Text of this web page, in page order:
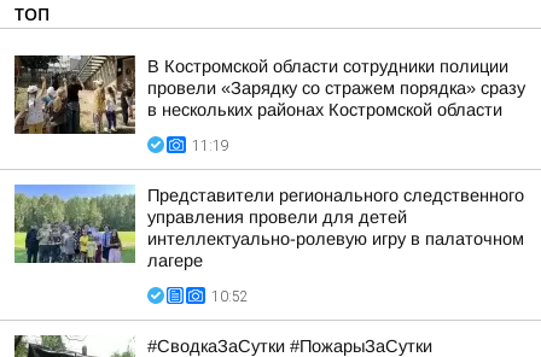
ТОП
В Костромской области сотрудники полиции
провели «Зарядку со стражем порядка» сразу
в нескольких районах Костромской области
11:19
Представители регионального следственного
управления провели для детей
интеллектуально-ролевую игру в палаточном
лагере
10:52
#СводкаЗаСутки #ПожарыЗаСутки